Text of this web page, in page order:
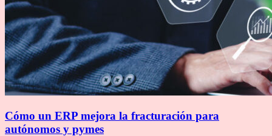
Cómo un ERP mejora la fracturación para
autónomos y pymes